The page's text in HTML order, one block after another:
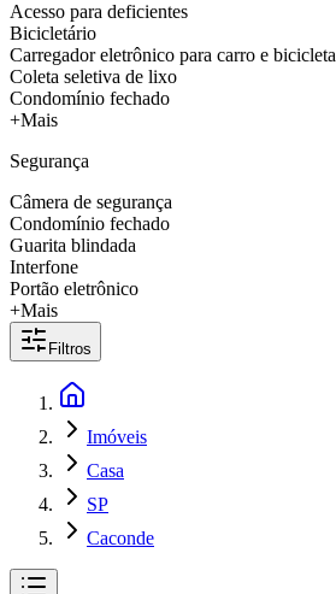
Acesso para deficientes
Bicicletário
Carregador eletrônico para carro e bicicleta
Coleta seletiva de lixo
Condomínio fechado
+Mais
Segurança
Câmera de segurança
Condomínio fechado
Guarita blindada
Interfone
Portão eletrônico
+Mais
Filtros
Imóveis
Casa
SP
Caconde